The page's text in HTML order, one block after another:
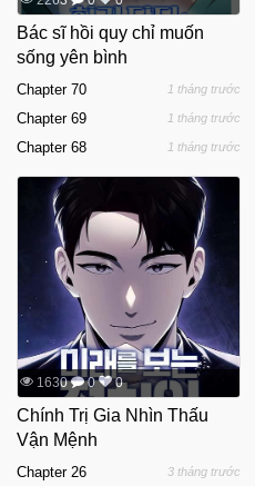
Bác sĩ hồi quy chỉ muốn
sống yên bình
Chapter 70 1 tháng trước
Chapter 69 1 tháng trước
Chapter 68 1 tháng trước
1630 0 0
Chính Trị Gia Nhìn Thấu
Vận Mệnh
Chapter 26 3 tháng trước